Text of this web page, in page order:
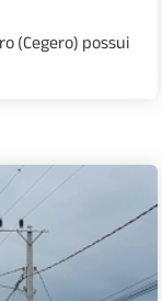
(Cegero) possui